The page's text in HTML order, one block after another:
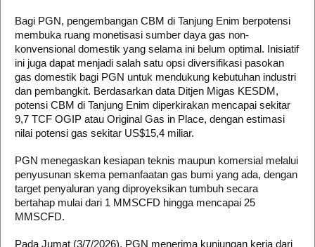
Bagi PGN, pengembangan CBM di Tanjung Enim berpotensi
membuka ruang monetisasi sumber daya gas non-
konvensional domestik yang selama ini belum optimal. Inisiatif
ini juga dapat menjadi salah satu opsi diversifikasi pasokan
gas domestik bagi PGN untuk mendukung kebutuhan industri
dan pembangkit. Berdasarkan data Ditjen Migas KESDM,
potensi CBM di Tanjung Enim diperkirakan mencapai sekitar
9,7 TCF OGIP atau Original Gas in Place, dengan estimasi
nilai potensi gas sekitar US$15,4 miliar.
PGN menegaskan kesiapan teknis maupun komersial melalui
penyusunan skema pemanfaatan gas bumi yang ada, dengan
target penyaluran yang diproyeksikan tumbuh secara
bertahap mulai dari 1 MMSCFD hingga mencapai 25
MMSCFD.
Pada Jumat (3/7/2026), PGN menerima kunjungan kerja dari